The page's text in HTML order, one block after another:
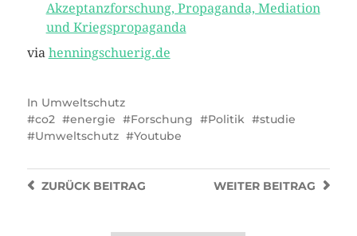
Akzeptanzforschung, Propaganda, Mediation
und Kriegspropaganda
via henningschuerig.de
In Umweltschutz
co2
energie Forschung Politik
studie
Umweltschutz
Youtube
WEITER BEITRAG
ZURÜCKBEITRAG